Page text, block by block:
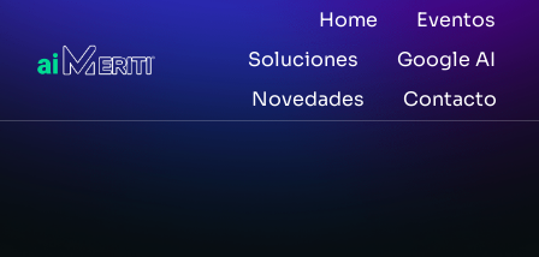
Home
Eventos
Soluciones
Google AI
Novedades
Contacto